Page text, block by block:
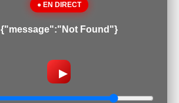
● EN DIRECT
{"message":"Not Found"}
▶